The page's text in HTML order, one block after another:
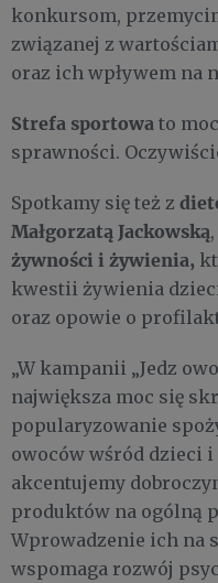
konkursom,
związanej z
oraz ich wpływem na
Strefa sportowa to
sprawności.
Spotkamy się też z
Małgorzatą Jackowską,
żywności i żywienia,
kwestii żywienia
oraz opowie o
„W kampanii „Jedz
największa moc się
popularyzowanie
owoców wśród dzieci
akcentujemy
produktów na ogólną
Wprowadzenie ich na
wspomaga rozwój